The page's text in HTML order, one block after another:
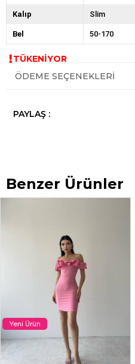
Kalıp Slim
Bel 50-170
ÖDEME SEÇENEKLERI
TÜKENİYOR
PAYLAŞ :
Benzer Ürünler
Yeni Ürün